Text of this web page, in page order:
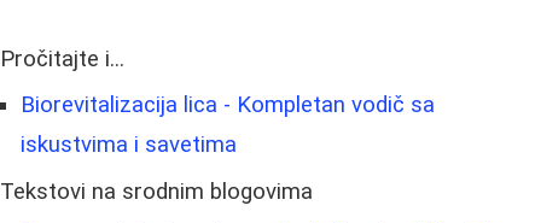
Pročitajte i...
Biorevitalizacija lica - Kompletan vodič sa
iskustvima i savetima
Tekstovi na srodnim blogovima